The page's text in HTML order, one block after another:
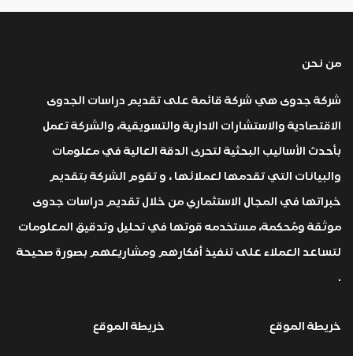
من نحن
شركة جدوى هي شركة قائمة على تقديم دراسات الجدوى
الاقتصادية والاستشارات الادارية والتسويقية، والشركة تعمل
بأحدث الأساليب البحثية لتحرى الدقة العالية في معلومات
والبيانات التي تقدمها لعملائها ، و تقوم الشركة بتقديم
خبراتها في المجال الاستثماري من خلال تقديم دراسات جدوى
موثقة ومُحكمة، مستخدمه قوتها في تحليل وتدقيق المعلومات
لتساعد العملاء على تنفيذ أفكارهم ومشاريعهم بصورة صحيحة
.
خريطة الموقع خريطة الموقع